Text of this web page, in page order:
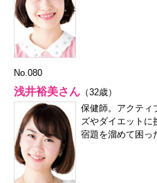
No.080
浅井裕美さん （32歳）
保健師。アクティ
ズやダイエットに
宿題を溜めて困っ